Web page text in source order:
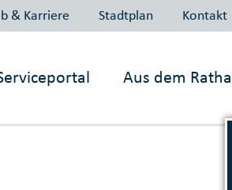
& Karriere Stadtplan Kontakt
Aus dem